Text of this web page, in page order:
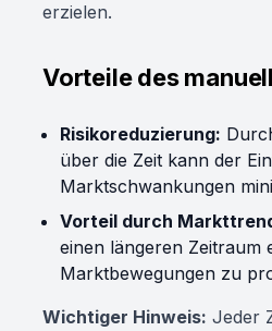
erzielen.
Vorteile des
Risikoreduzierung:
über die Zeit kann der
Marktschwankungen
Vorteil durch
einen längeren Zeitraum
Marktbewegungen zu
Wichtiger Hinweis: Jeder